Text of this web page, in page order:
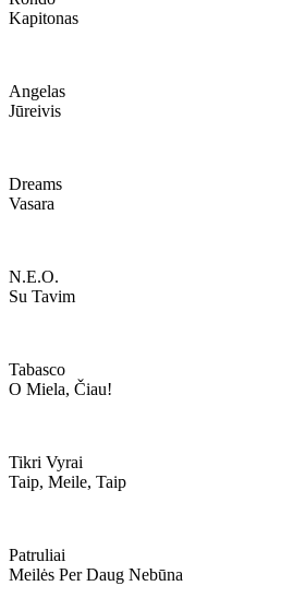
Kapitonas
Angelas
Jūreivis
Dreams
Vasara
N.e.o.
Su Tavim
Tabasco
O Miela, Čiau!
Tikri Vyrai
Taip, Meile, Taip
Patruliai
Meilės Per Daug Nebūna